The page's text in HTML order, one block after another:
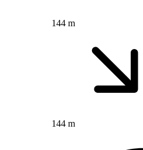
144 m
144 m